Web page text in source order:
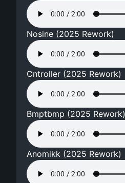
Nosine (2025 Rework)
Cntroller (2025 Rework)
Bmptbmp (2025 Rework)
Anomikk (2025 Rework)